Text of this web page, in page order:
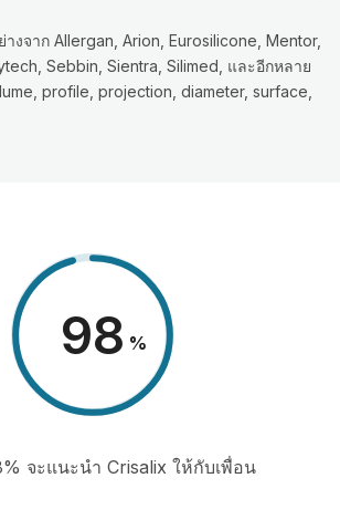
งจาก Allergan, Arion, Eurosilicone, Mentor,
Sebbin, Sientra, Silimed, และอีกหลาย
profile, projection, diameter, surface,
98 %
จะแนะนำ Crisalix ให้กับเพื่อน